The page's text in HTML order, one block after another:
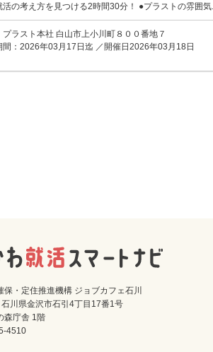
活の考え方を見つける2時間30分！ ●プラストの雰囲気
プラスト本社 白山市上小川町８００番地７
間：2026年03月17日迄 ／開催日2026年03月18日
保・定住推進機構 ジョブカフェ石川
川県金沢市石引4丁目17番1号
森庁舎 1階
4510